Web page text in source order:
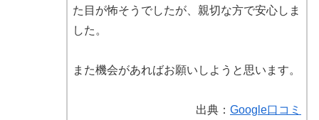
た目が怖そうでしたが、親切な方で安心しま
した。
また機会があればお願いしようと思います。
出典： Google口コミ